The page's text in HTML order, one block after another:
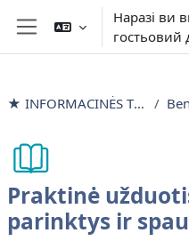
Перейти до головного вмісту
Бокова панель
Наразі ви
гостьовий
★ INFORMACINĖS TECHNOLOGIJOS išlyginamieji mokymai
Praktinė
parinktys ir